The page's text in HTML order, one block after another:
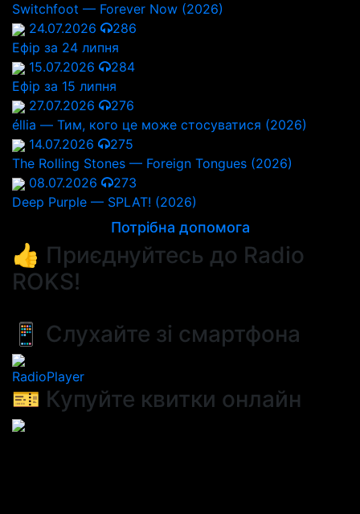
Switchfoot — Forever Now (2026)
24.07.2026
286
Ефір за 24 липня
15.07.2026
284
Ефір за 15 липня
27.07.2026
276
éllia — Тим, кого це може стосуватися (2026)
14.07.2026
275
The Rolling Stones — Foreign Tongues (2026)
08.07.2026
273
Deep Purple — SPLAT! (2026)
Потрібна допомога
👍 Приєднуйтесь до Radio
ROKS!
📱 Слухайте зі смартфона
RadioPlayer
🎫 Купуйте квитки онлайн